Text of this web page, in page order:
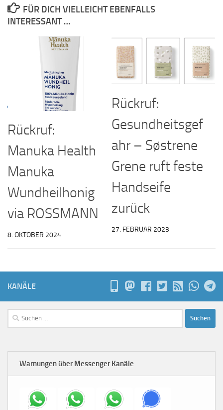
FÜR DICH VIELLEICHT EBENFALLS
INTERESSANT …
Rückruf:
Manuka Health
Manuka
Wundheilhonig
via ROSSMANN
8. OKTOBER 2024
Rückruf:
Gesundheitsgef
ahr – Søstrene
Grene ruft feste
Handseife
zurück
27. FEBRUAR 2023
KANÄLE
Suchen
nach:
Warnungen über Messenger Kanäle